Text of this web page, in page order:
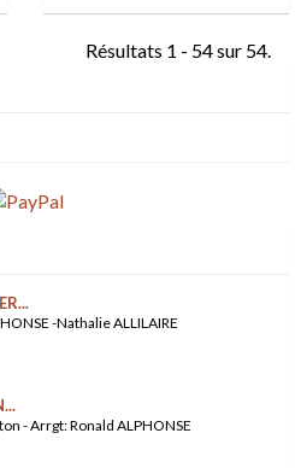
Résultats 1 - 54 sur 54.
-Nathalie ALLILAIRE
- Arrgt: Ronald ALPHONSE